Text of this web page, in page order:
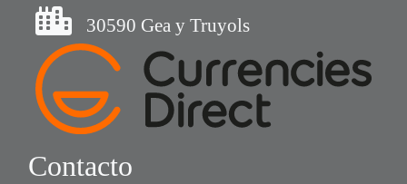
30590 Gea y Truyols
Contacto